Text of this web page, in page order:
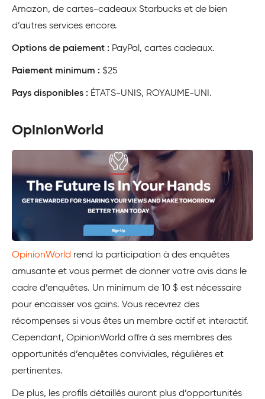
Amazon, de cartes-cadeaux Starbucks et de bien
d’autres services encore.
Options de paiement : PayPal, cartes cadeaux.
Paiement minimum : $25
Pays disponibles : ÉTATS-UNIS, ROYAUME-UNI.
OpinionWorld
OpinionWorld rend la participation à des enquêtes
amusante et vous permet de donner votre avis dans le
cadre d’enquêtes. Un minimum de 10 $ est nécessaire
pour encaisser vos gains. Vous recevrez des
récompenses si vous êtes un membre actif et interactif.
Cependant, OpinionWorld offre à ses membres des
opportunités d’enquêtes conviviales, régulières et
pertinentes.
De plus, les profils détaillés auront plus d’opportunités